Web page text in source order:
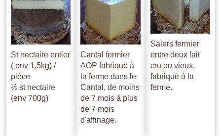
St nectaire entier
( env 1,5kg) /
pièce
½ st nectaire
(env 700g)
Cantal fermier
AOP fabriqué à
la ferme dans le
Cantal, de moins
de 7 mois à plus
de 7 mois
d'affinage.
Salers fermier
entre deux lait
cru ou vieux,
fabriqué à la
ferme.